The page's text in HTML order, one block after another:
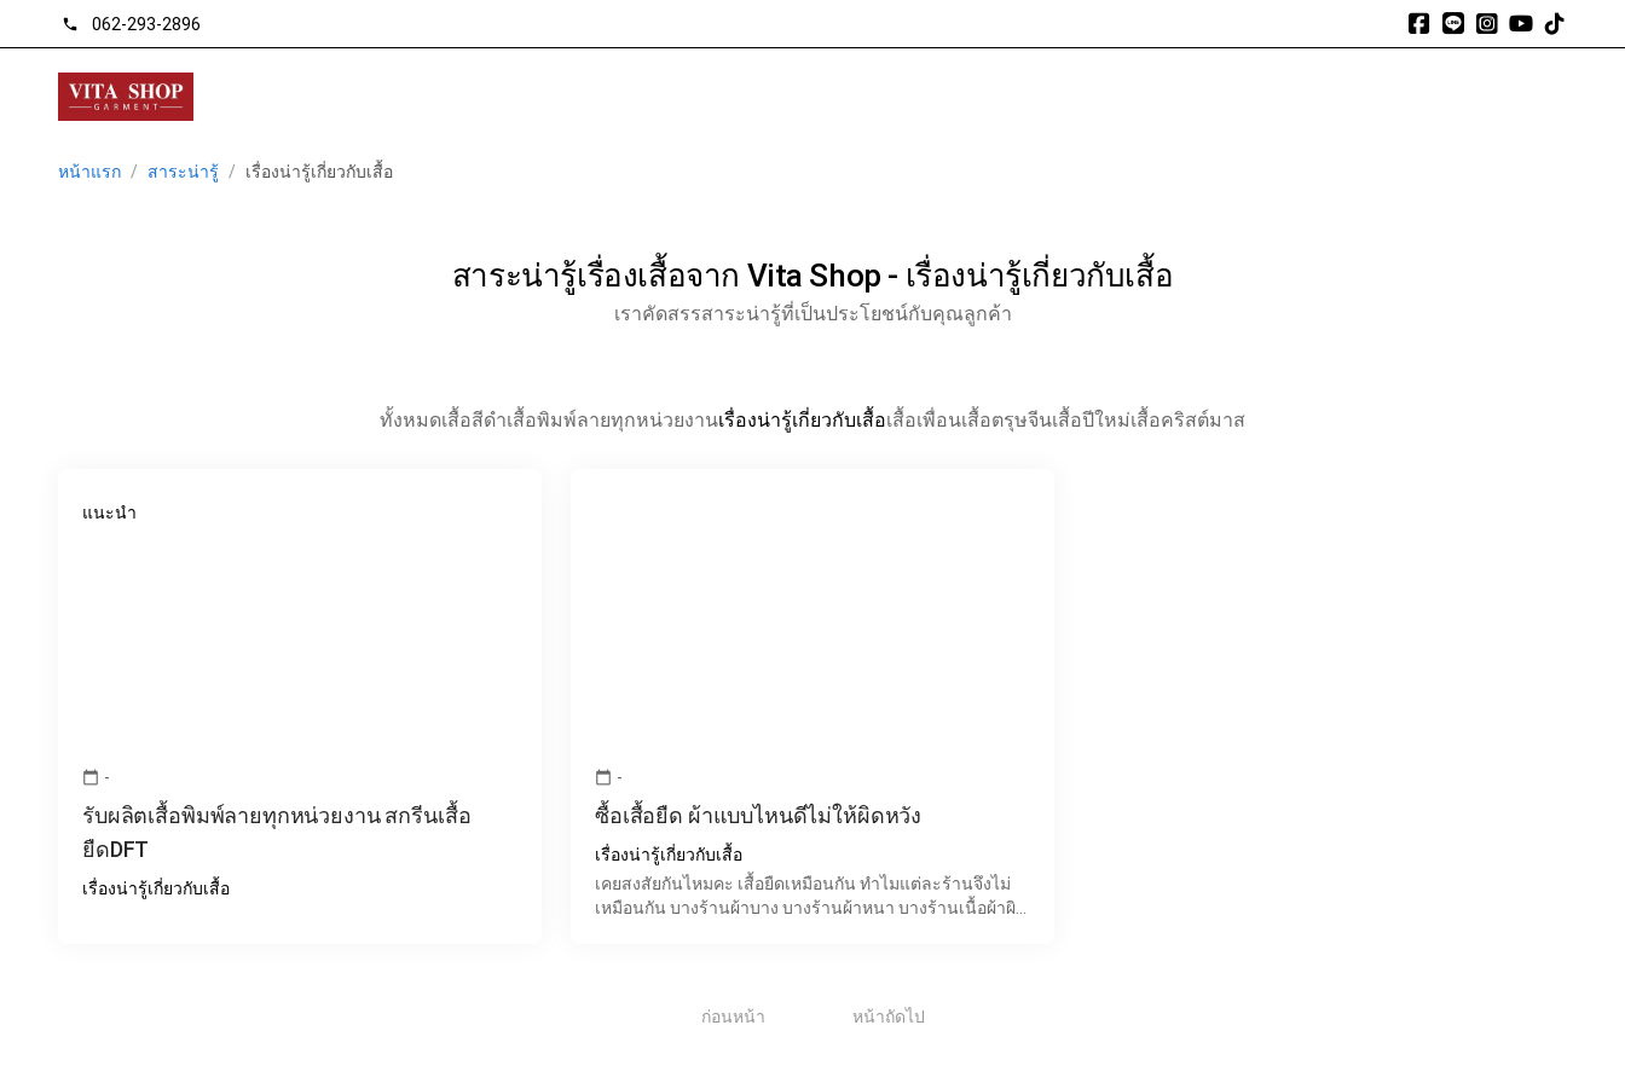
phone 062-293-2896
หน้าแรก / สาระน่ารู้ / เรื่องน่ารู้เกี่ยวกับเสื้อ
สาระน่ารู้เรื่องเสื้อจาก Vita Shop - เรื่องน่ารู้เกี่ยวกับเสื้อ
เราคัดสรรสาระน่ารู้ที่เป็นประโยชน์กับคุณลูกค้า
ทั้งหมดเสื้อสีดำเสื้อพิมพ์ลายทุกหน่วยงานเรื่องน่ารู้เกี่ยวกับเสื้อเสื้อเพื่อนเสื้อตรุษจีนเสื้อปีใหม่เสื้อคริสต์มาส
แนะนำ
calendar_today -
รับผลิตเสื้อพิมพ์ลายทุกหน่วยงาน สกรีนเสื้อ
ยืดDFT
เรื่องน่ารู้เกี่ยวกับเสื้อ
calendar_today -
ซื้อเสื้อยืด ผ้าแบบไหนดีไม่ให้ผิดหวัง
เรื่องน่ารู้เกี่ยวกับเสื้อ
เคยสงสัยกันไหมคะ เสื้อยืดเหมือนกัน ทำไมแต่ละร้านจึงไม่
เหมือนกัน บางร้านผ้าบาง บางร้านผ้าหนา บางร้านเนื้อผ้าผิว
ก่อนหน้า หน้าถัดไป